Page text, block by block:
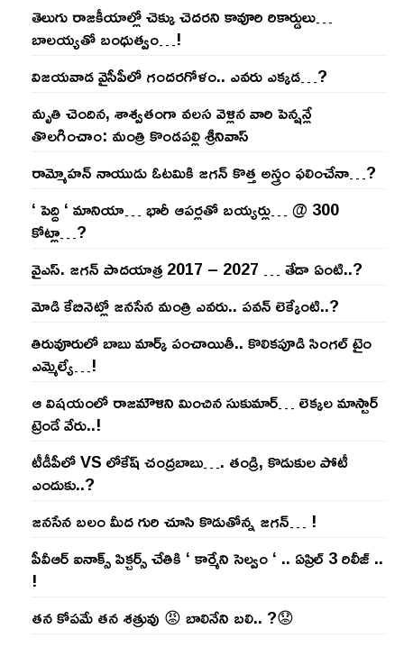
తెలుగు రాజ‌కీయాల్లో చెక్కు చెద‌ర‌ని కావూరి రికార్డులు…
బాల‌య్యతో బంధుత్వం…!
విజ‌య‌వాడ వైసీపీలో గంద‌ర‌గోళం.. ఎవ‌రు ఎక్క‌డ‌…?
మృతి చెందిన, శాశ్వతంగా వలస వెళ్లిన వారి పెన్ష‌న్లే
తొల‌గించాం: మంత్రి కొండపల్లి శ్రీనివాస్
రామ్మోహ‌న్ నాయుడు ఓట‌మికి జ‌గ‌న్ కొత్త అస్త్రం ఫ‌లించేనా…?
‘ పెద్ది ‘ మానియా… భారీ ఆప‌ర్ల‌తో బ‌య్య‌ర్లు… @ 300
కోట్లా…?
వైఎస్‌. జ‌గ‌న్ పాద‌యాత్ర 2017 – 2027 … తేడా ఏంటి..?
మోడి కేబినెట్లో జ‌నసేన మంత్రి ఎవ‌రు.. ప‌వ‌న్ లెక్కేంటి..?
తిరువూరులో బాబు మార్క్ పంచాయితీ.. కొలిక‌పూడి సింగ‌ల్ టైం
ఎమ్మెల్యే…!
ఆ విష‌యంలో రాజ‌మౌళిని మించిన సుకుమార్‌… లెక్క‌ల మాస్టార్
ట్రెండే వేరు..!
టీడీపీలో VS లోకేష్ చంద్ర‌బాబు…. తండ్రి, కొడుకుల పోటీ
ఎందుకు..?
జ‌న‌సేన బ‌లం మీద గురి చూసి కొడుతోన్న జ‌గ‌న్‌… !
పీవీఆర్ ఐనాక్స్ పిక్చర్స్ చేతికి ‘ కార్మేని సెల్వం ‘ .. ఏప్రిల్ 3 రిలీజ్ ..
!
తన కోపమే తన శత్రువు 😡 బాలినేని బలి.. ?😟